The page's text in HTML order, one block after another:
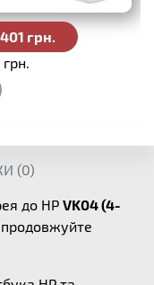
грн.
(0)
до HP VK04 (4-